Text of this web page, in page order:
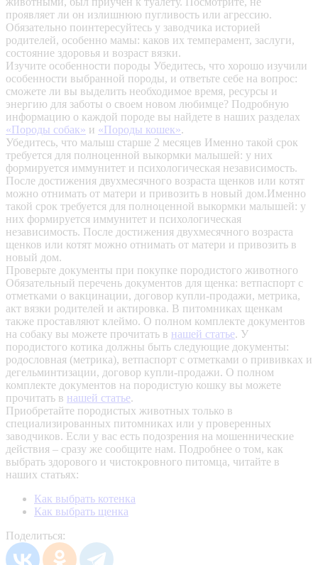
проявляет ли он излишнюю пугливость или агрессию.
Обязательно поинтересуйтесь у заводчика историей
родителей, особенно мамы: каков их темперамент, заслуги,
состояние здоровья и возраст вязки.
Изучите особенности породы Убедитесь, что хорошо изучили
особенности выбранной породы, и ответьте себе на вопрос:
сможете ли вы выделить необходимое время, ресурсы и
энергию для заботы о своем новом любимце? Подробную
информацию о каждой породе вы найдете в наших разделах
«Породы собак» и «Породы кошек».
Убедитесь, что малыш старше 2 месяцев Именно такой срок
требуется для полноценной выкормки малышей: у них
формируется иммунитет и психологическая независимость.
После достижения двухмесячного возраста щенков или котят
можно отнимать от матери и привозить в новый дом.Именно
такой срок требуется для полноценной выкормки малышей: у
них формируется иммунитет и психологическая
независимость. После достижения двухмесячного возраста
щенков или котят можно отнимать от матери и привозить в
новый дом.
Проверьте документы при покупке породистого животного
Обязательный перечень документов для щенка: ветпаспорт с
отметками о вакцинации, договор купли-продажи, метрика,
акт вязки родителей и актировка. В питомниках щенкам
также проставляют клеймо. О полном комплекте документов
на собаку вы можете прочитать в нашей статье. У
породистого котика должны быть следующие документы:
родословная (метрика), ветпаспорт с отметками о прививках и
дегельминтизации, договор купли-продажи. О полном
комплекте документов на породистую кошку вы можете
прочитать в нашей статье.
Приобретайте породистых животных только в
специализированных питомниках или у проверенных
заводчиков. Если у вас есть подозрения на мошеннические
действия – сразу же сообщите нам. Подробнее о том, как
выбрать здорового и чистокровного питомца, читайте в
наших статьях:
Как выбрать котенка
Как выбрать щенка
Поделиться: